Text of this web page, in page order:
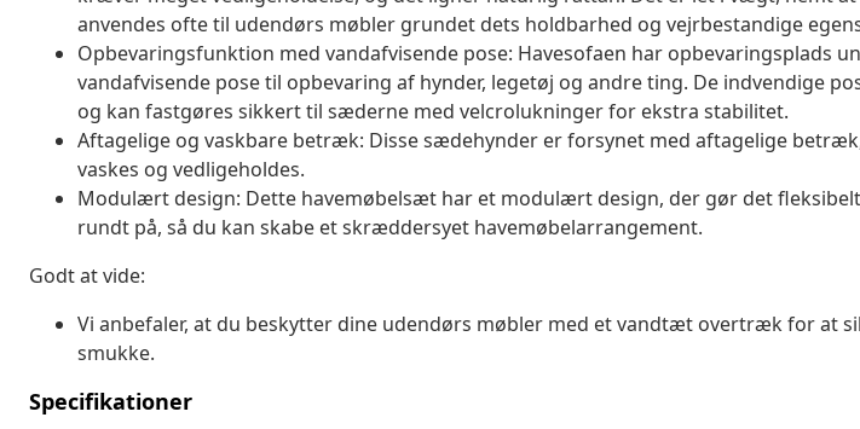
anvendes ofte til udendørs møbler grundet dets holdbarhed og vejrbestandige
Opbevaringsfunktion med vandafvisende pose: Havesofaen har opbevaringsplads
vandafvisende pose til opbevaring af hynder, legetøj og andre ting. De indvendige
og kan fastgøres sikkert til sæderne med velcrolukninger for ekstra stabilitet.
Aftagelige og vaskbare betræk: Disse sædehynder er forsynet med aftagelige
vaskes og vedligeholdes.
Modulært design: Dette havemøbelsæt har et modulært design, der gør det
rundt på, så du kan skabe et skræddersyet havemøbelarrangement.
Godt at vide:
Vi anbefaler, at du beskytter dine udendørs møbler med et vandtæt overtræk for at
smukke.
Specifikationer